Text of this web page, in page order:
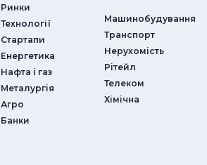
Ринки
Технології
Стартапи
Енергетика
Нафта і газ
Металургія
Агро
Банки
Машинобудування
Транспорт
Нерухомість
Рітейл
Телеком
Хімічна